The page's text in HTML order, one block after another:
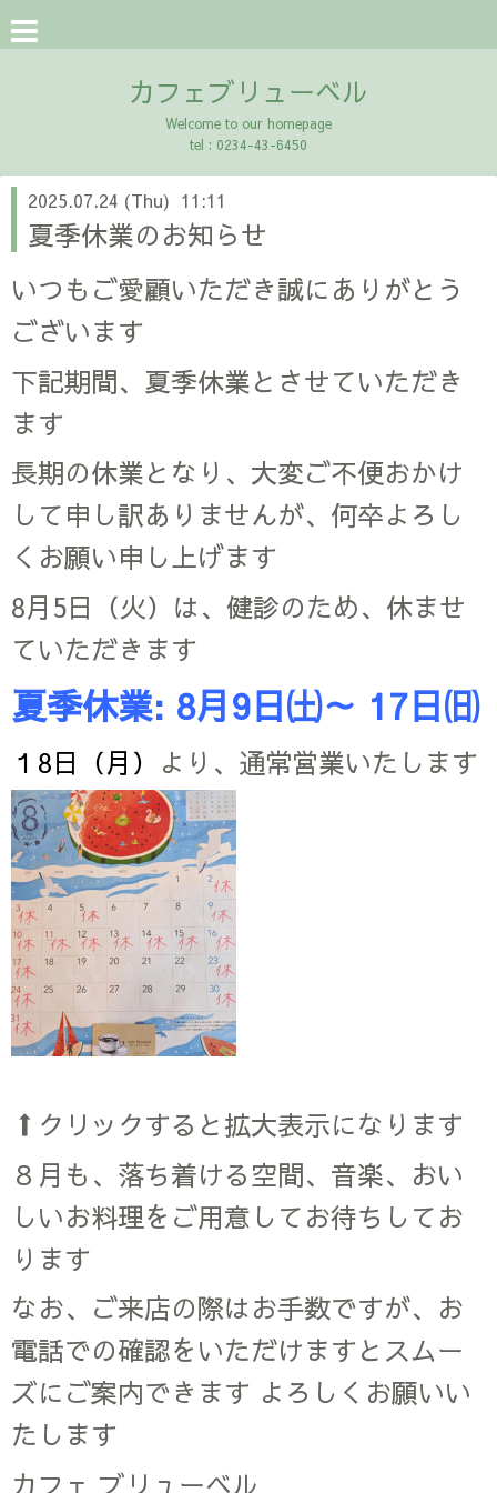
カフェブリューベル
Welcome to our homepage
tel : 0234-43-6450
2025.07.24 (Thu) 11:11
夏季休業のお知らせ
いつもご愛顧いただき誠にありがとう
ございます
下記期間、夏季休業とさせていただき
ます
長期の休業となり、大変ご不便おかけ
して申し訳ありませんが、何卒よろし
くお願い申し上げます
8月5日（火）は、健診のため、休ませ
ていただきます
夏季休業: 8月9日㈯～ 17日㈰
１8日（月） より、通常営業いたします
⬆クリックすると拡大表示になります
８月も、落ち着ける空間、音楽、おい
しいお料理をご用意してお待ちしてお
ります
なお、ご来店の際はお手数ですが、お
電話での確認をいただけますとスムー
ズにご案内できます よろしくお願いい
たします
カフェ ブリューベル